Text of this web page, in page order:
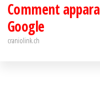
Passer
contenu
Comment
Google
craniolink.ch